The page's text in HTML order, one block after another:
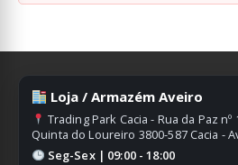
Loja / Armazém Aveiro
Trading Park Cacia - Rua da Paz nº
Quinta do Loureiro 3800-587 Cacia -
Seg-Sex | 09:00 - 18:00